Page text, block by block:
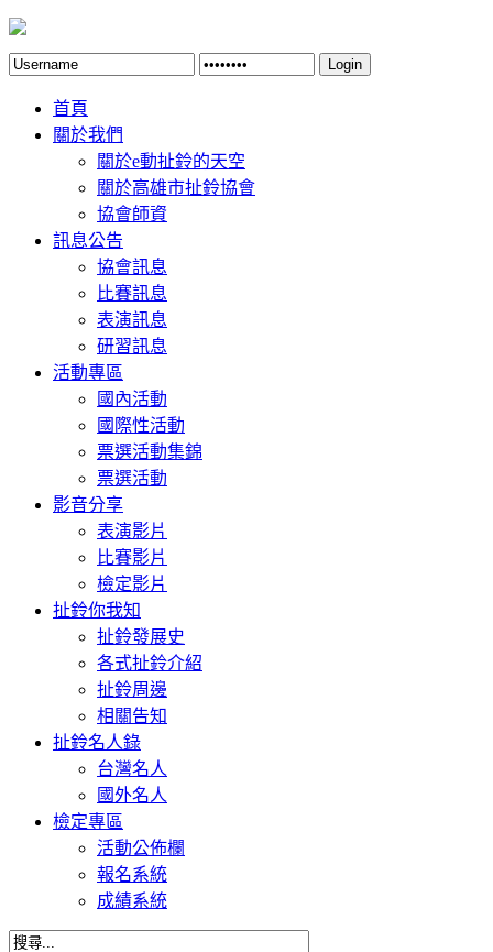
Login
首頁
關於我們
關於e動扯鈴的天空
關於高雄市扯鈴協會
協會師資
訊息公告
協會訊息
比賽訊息
表演訊息
研習訊息
活動專區
國內活動
國際性活動
票選活動集錦
票選活動
影音分享
表演影片
比賽影片
檢定影片
扯鈴你我知
扯鈴發展史
各式扯鈴介紹
扯鈴周邊
相關告知
扯鈴名人錄
台灣名人
國外名人
檢定專區
活動公佈欄
報名系統
成績系統